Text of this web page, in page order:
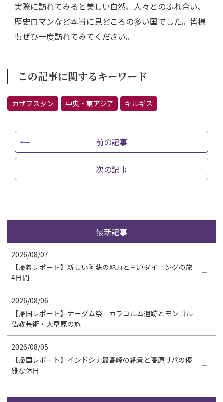
実際に訪れてみると美しい自然、人々とのふれ合い、
歴史ロマンなど本当に見どころの多い国でした。皆様
もぜひ一度訪れてみてください。
この記事に関するキーワード
カザフスタン 中央・東アジア キルギス
前の記事
次の記事
最新記事
2026/08/07
【帰着レポート】新しい阿蘇の魅力と草原ダイニングの旅
4日間
2026/08/06
【帰国レポート】ナーダム祭 カラコルム遺跡とモンゴル
仏教芸術・大草原の旅
2026/08/05
【帰国レポート】インドシナ最高峰の絶景と高原サパの優
雅な休日